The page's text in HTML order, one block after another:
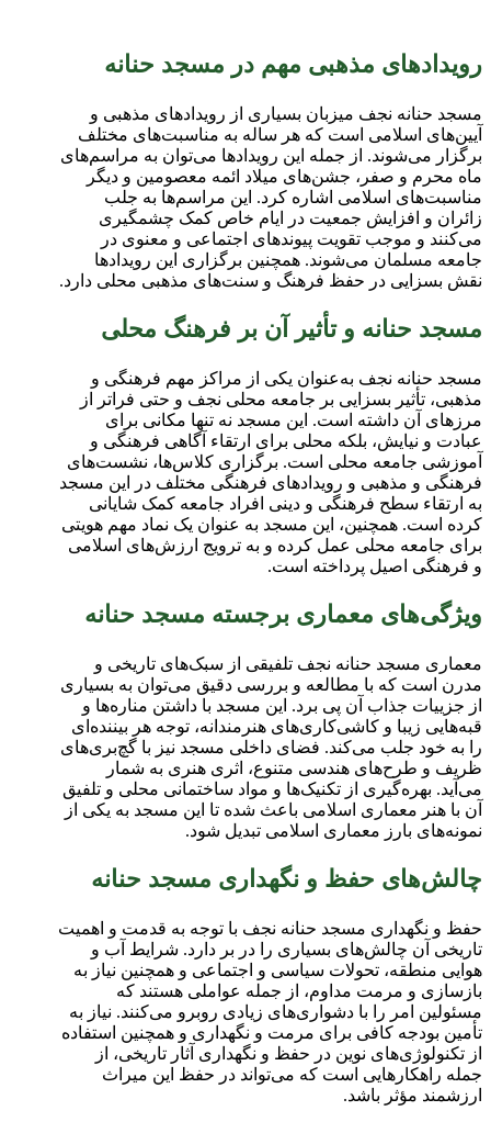
رویدادهای مذهبی مهم در مسجد حنانه
مسجد حنانه نجف میزبان بسیاری از رویدادهای مذهبی و
آیین‌های اسلامی است که هر ساله به مناسبت‌های مختلف
برگزار می‌شوند. از جمله این رویدادها می‌توان به مراسم‌های
ماه محرم و صفر، جشن‌های میلاد ائمه معصومین و دیگر
مناسبت‌های اسلامی اشاره کرد. این مراسم‌ها به جلب
زائران و افزایش جمعیت در ایام خاص کمک چشمگیری
می‌کنند و موجب تقویت پیوندهای اجتماعی و معنوی در
جامعه مسلمان می‌شوند. همچنین برگزاری این رویدادها
نقش بسزایی در حفظ فرهنگ و سنت‌های مذهبی محلی دارد.
مسجد حنانه و تأثیر آن بر فرهنگ محلی
مسجد حنانه نجف به‌عنوان یکی از مراکز مهم فرهنگی و
مذهبی، تأثیر بسزایی بر جامعه محلی نجف و حتی فراتر از
مرزهای آن داشته است. این مسجد نه تنها مکانی برای
عبادت و نیایش، بلکه محلی برای ارتقاء آگاهی فرهنگی و
آموزشی جامعه محلی است. برگزاری کلاس‌ها، نشست‌های
فرهنگی و مذهبی و رویدادهای فرهنگی مختلف در این مسجد
به ارتقاء سطح فرهنگی و دینی افراد جامعه کمک شایانی
کرده است. همچنین، این مسجد به عنوان یک نماد مهم هویتی
برای جامعه محلی عمل کرده و به ترویج ارزش‌های اسلامی
و فرهنگی اصیل پرداخته است.
ویژگی‌های معماری برجسته مسجد حنانه
معماری مسجد حنانه نجف تلفیقی از سبک‌های تاریخی و
مدرن است که با مطالعه و بررسی دقیق می‌توان به بسیاری
از جزییات جذاب آن پی برد. این مسجد با داشتن مناره‌ها و
قبه‌هایی زیبا و کاشی‌کاری‌های هنرمندانه، توجه هر بیننده‌ای
را به خود جلب می‌کند. فضای داخلی مسجد نیز با گچ‌بری‌های
ظریف و طرح‌های هندسی متنوع، اثری هنری به شمار
می‌آید. بهره‌گیری از تکنیک‌ها و مواد ساختمانی محلی و تلفیق
آن با هنر معماری اسلامی باعث شده تا این مسجد به یکی از
نمونه‌های بارز معماری اسلامی تبدیل شود.
چالش‌های حفظ و نگهداری مسجد حنانه
حفظ و نگهداری مسجد حنانه نجف با توجه به قدمت و اهمیت
تاریخی آن چالش‌های بسیاری را در بر دارد. شرایط آب و
هوایی منطقه، تحولات سیاسی و اجتماعی و همچنین نیاز به
بازسازی و مرمت مداوم، از جمله عواملی هستند که
مسئولین امر را با دشواری‌های زیادی روبرو می‌کنند. نیاز به
تأمین بودجه کافی برای مرمت و نگهداری و همچنین استفاده
از تکنولوژی‌های نوین در حفظ و نگهداری آثار تاریخی، از
جمله راهکارهایی است که می‌تواند در حفظ این میراث
ارزشمند مؤثر باشد.